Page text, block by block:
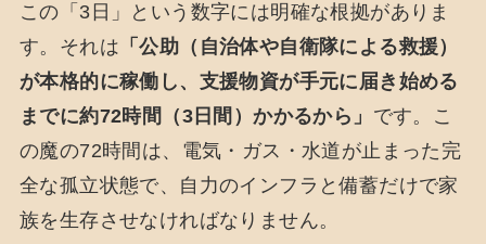
この「3日」という数字には明確な根拠がありま
す。それは 「公助（自治体や自衛隊による救援）
が本格的に稼働し、支援物資が手元に届き始める
までに約72時間（3日間）かかるから」 です。こ
の魔の72時間は、電気・ガス・水道が止まった完
全な孤立状態で、自力のインフラと備蓄だけで家
族を生存させなければなりません。